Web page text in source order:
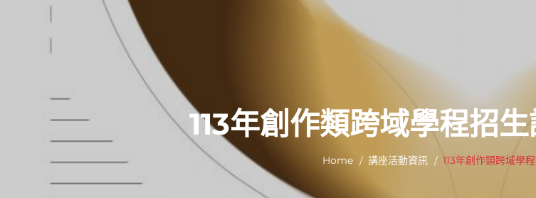
113年創作類跨域學程招
Home 講座活動資訊 113年創作類跨域學